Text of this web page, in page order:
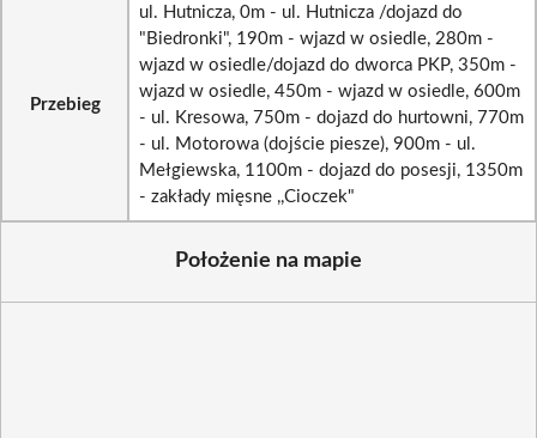
Przebieg
ul. Hutnicza, 0m - ul. Hutnicza /dojazd do
"Biedronki", 190m - wjazd w osiedle, 280m -
wjazd w osiedle/dojazd do dworca PKP, 350m -
wjazd w osiedle, 450m - wjazd w osiedle, 600m
- ul. Kresowa, 750m - dojazd do hurtowni, 770m
- ul. Motorowa (dojście piesze), 900m - ul.
Mełgiewska, 1100m - dojazd do posesji, 1350m
- zakłady mięsne ,,Cioczek"
Położenie na mapie